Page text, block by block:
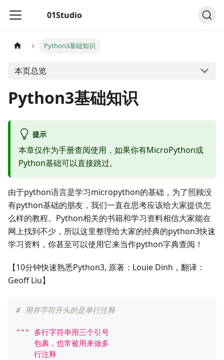
01Studio
Python3基础知识
本页总览
Python3基础知识
提示
本章仅作为手册查阅使用，如果你有MicroPython或
Python基础可以直接跳过。
由于python语言是学习micropython的基础，为了照顾没
有python基础的朋友，我们一直在思考应该给大家提供怎
么样的教程。Python相关的书籍和学习资料相信大家能在
网上找到不少，所以这里整理给大家的经典的python3快速
学习资料，你甚至可以使用它来当作python字典查阅！
【10分钟快速熟悉Python3, 原著：Louie Dinh，翻译：
Geoff Liu】
# 用井字符开头的是单行注释
""" 多行字符串用三个引号
    包裹，也常被用来做多
    行注释